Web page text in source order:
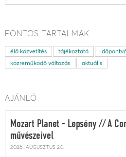
FONTOS TARTALMAK
élő közvetítés tájékoztató
közreműködő változás
aktuális
AJÁNLÓ
Mozart Planet - Lepsény // A
művészeivel
2026. augusztus 20.